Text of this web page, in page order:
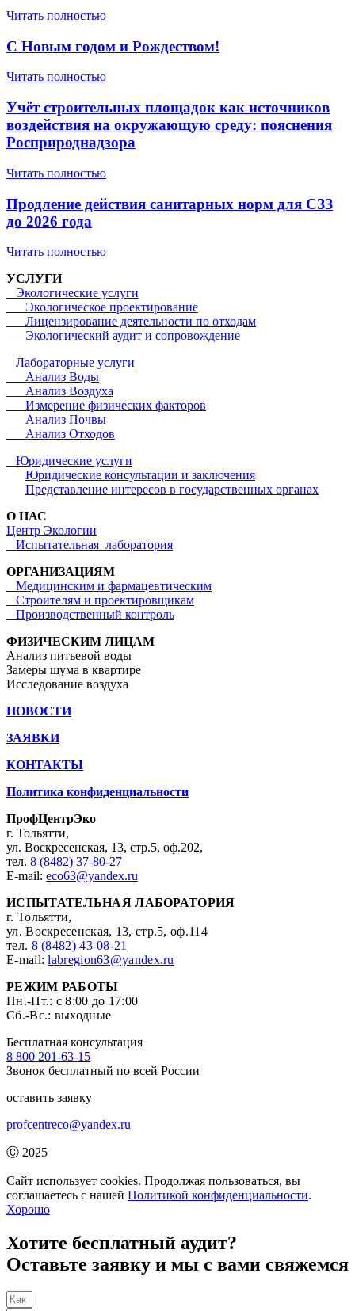
Читать полностью
С Новым годом и Рождеством!
Читать полностью
Учёт строительных площадок как источников
воздействия на окружающую среду: пояснения
Росприроднадзора
Читать полностью
Продление действия санитарных норм для СЗЗ
до 2026 года
Читать полностью
УСЛУГИ
Экологические услуги
Экологическое проектирование
Лицензирование деятельности по отходам
Экологический аудит и сопровождение
Лабораторные услуги
Анализ Воды
Анализ Воздуха
Измерение физических факторов
Анализ Почвы
Анализ Отходов
Юридические услуги
Юридические консультации и заключения
Представление интересов в государственных органах
О НАС
Центр Экологии
Испытательная лаборатория
ОРГАНИЗАЦИЯМ
Медицинским и фармацевтическим
Строителям и проектировщикам
Производственный контроль
ФИЗИЧЕСКИМ ЛИЦАМ
Анализ питьевой воды
Замеры шума в квартире
Исследование воздуха
НОВОСТИ
ЗАЯВКИ
КОНТАКТЫ
Политика конфиденциальности
ПрофЦентрЭко
г. Тольятти,
ул. Воскресенская, 13, стр.5, оф.202,
тел. 8 (8482) 37-80-27
E-mail: eco63@yandex.ru
ИСПЫТАТЕЛЬНАЯ ЛАБОРАТОРИЯ
г. Тольятти,
ул. Воскресенская, 13, стр.5, оф.114
тел. 8 (8482) 43-08-21
E-mail:labregion63@yandex.ru
РЕЖИМ РАБОТЫ
Пн.-Пт.: с 8:00 до 17:00
Сб.-Вс.: выходные
Бесплатная консультация
8 800 201-63-15
Звонок бесплатный по всей России
оставить заявку
profcentreco@yandex.ru
Ⓒ 2025
Сайт использует cookies. Продолжая пользоваться, вы
соглашаетесь с нашей Политикой конфиденциальности.
Хорошо
Хотите бесплатный аудит?
Оставьте заявку и мы с вами свяжемся